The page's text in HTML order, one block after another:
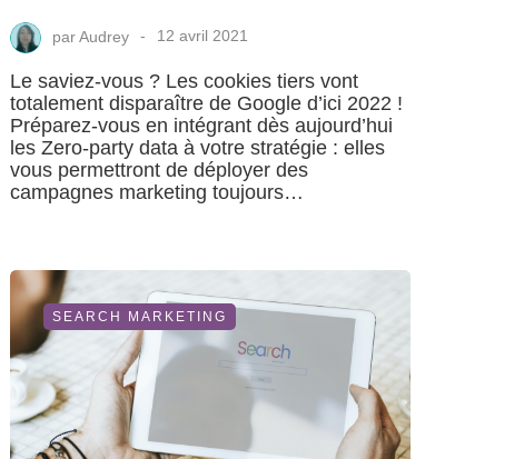
parAudrey 12 avril 2021
Le saviez-vous ? Les cookies tiers vont
totalement disparaître de Google d’ici 2022 !
Préparez-vous en intégrant dès aujourd’hui
les Zero-party data à votre stratégie : elles
vous permettront de déployer des
campagnes marketing toujours…
SEARCH MARKETING